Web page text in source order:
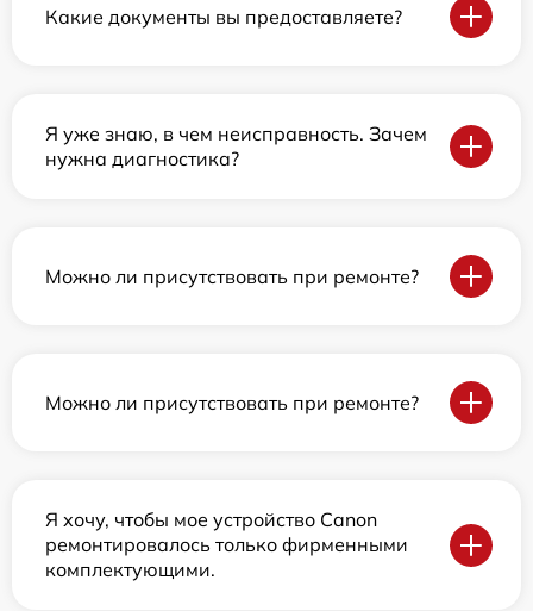
Какие документы вы предоставляете?
Я уже знаю, в чем неисправность. Зачем
нужна диагностика?
Можно ли присутствовать при ремонте?
Можно ли присутствовать при ремонте?
Я хочу, чтобы мое устройство Canon
ремонтировалось только фирменными
комплектующими.